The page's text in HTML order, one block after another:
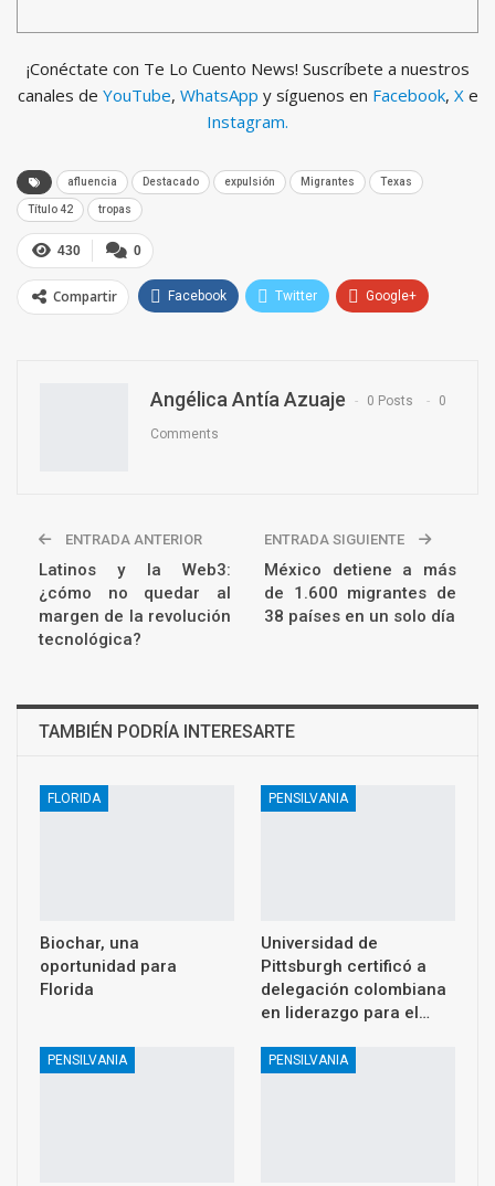
¡Conéctate con Te Lo Cuento News! Suscríbete a nuestros
canales de YouTube, WhatsApp y síguenos en Facebook, X e
Instagram.
afluencia Destacado expulsión Migrantes Texas
Título 42 tropas
0
430
Compartir Facebook Twitter Google+
Angélica Antía Azuaje 0 Posts 0
Comments
ENTRADA ANTERIOR
Latinos y la Web3:
¿cómo no quedar al
margen de la revolución
tecnológica?
ENTRADA SIGUIENTE
México detiene a más
de 1.600 migrantes de
38 países en un solo día
TAMBIÉN PODRÍA INTERESARTE
FLORIDA
Biochar, una
oportunidad para
Florida
PENSILVANIA
Universidad de
Pittsburgh certificó a
delegación colombiana
en liderazgo para el…
PENSILVANIA PENSILVANIA